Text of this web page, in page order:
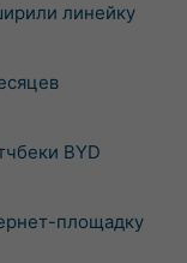
линейку
BYD
площадку